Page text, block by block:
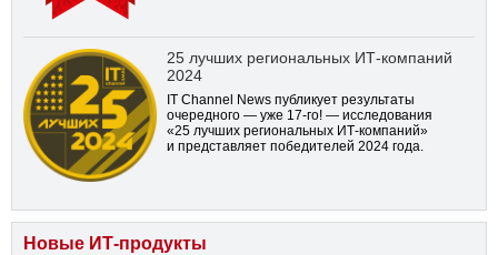
25 лучших региональных ИТ-компаний
2024
IT Channel News публикует результаты
очередного — уже 17-го! — исследования
«25 лучших региональных ИТ-компаний»
и представляет победителей 2024 года.
Новые ИТ-продукты